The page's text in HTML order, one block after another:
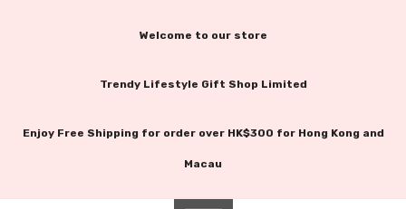
Welcome to our store
Trendy Lifestyle Gift Shop Limited
Enjoy Free Shipping for order over HK$300 for Hong Kong and
Macau